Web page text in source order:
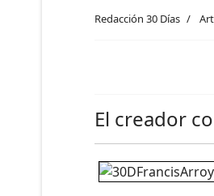
Redacción 30 Días
El creador